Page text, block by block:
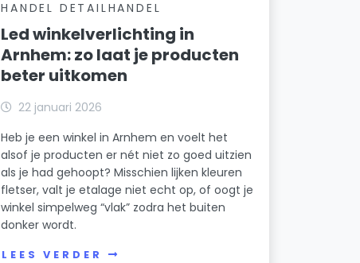
HANDEL DETAILHANDEL
Led winkelverlichting in
Arnhem: zo laat je producten
beter uitkomen
22 januari 2026
Heb je een winkel in Arnhem en voelt het
alsof je producten er nét niet zo goed uitzien
als je had gehoopt? Misschien lijken kleuren
fletser, valt je etalage niet echt op, of oogt je
winkel simpelweg “vlak” zodra het buiten
donker wordt.
LEES VERDER